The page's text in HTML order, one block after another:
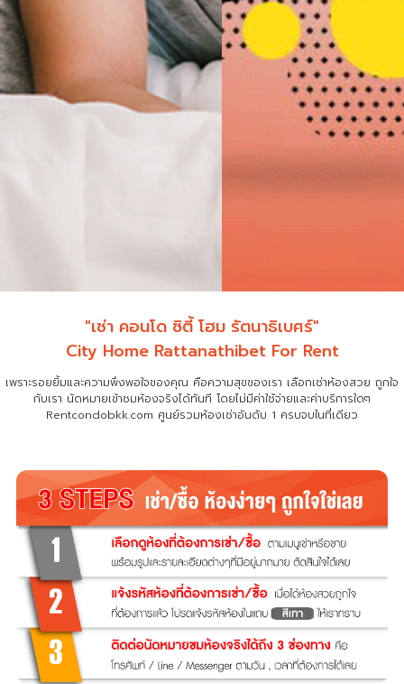
"เช่า คอนโด ซิตี้ โฮม รัตนาธิเบศร์"
City Home Rattanathibet For Rent
เพราะรอยยิ้มและความพึงพอใจของคุณ คือความสุขของเรา เลือกเช่าห้องสวย ถูกใจ
กับเรา นัดหมายเข้าชมห้องจริงได้ทันที โดยไม่มีค่าใช้จ่ายและค่าบริการใดๆ
Rentcondobkk.com ศูนย์รวมห้องเช่าอันดับ 1 ครบจบในที่เดียว